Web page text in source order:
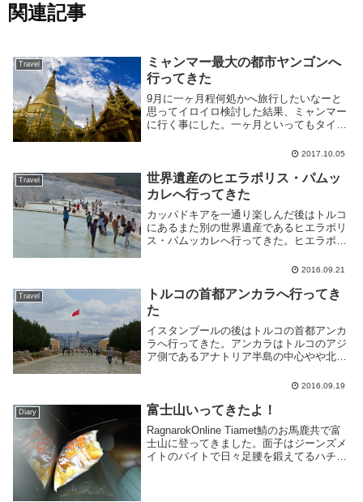
関連記事
Travel
ミャンマー最大の都市ヤンゴンへ
行ってきた
9月に一ヶ月程何処かへ旅行したいなーと
思ってイロイロ検討した結果、ミャンマー
に行く事にした。一ヶ月といってもタイに
居る期間は一ヶ月弱という感じ。ヤンゴン
市だ。首...
2017.10.05
Travel
世界遺産のヒエラポリス・パムッ
カレへ行ってきた
カッパドキアを一通り楽しんだ後はトルコ
にあるまた別の世界遺産であるヒエラポリ
ス・パムッカレへ行ってきた。ヒエラポリ
なるパムッカレの町は小さいが、人気観光
簡単に行く事...
2016.09.21
Travel
トルコの首都アンカラへ行ってき
た
イスタンブールの後はトルコの首都アンカ
ラへ行ってきた。アンカラはトルコのアジ
ア側であるアナトリア半島の中心やや北西
寒く夏は暑い、寒暖の差が激しい地域とな
が、昼間は暑い...
2016.09.19
Diary 富士山いってきたよ！
RagnarokOnline Tiamet鯖のお馬鹿共で富
士山に登ってきました。面子はジーンズメ
イトのバイトで日々足腰を鍛えてるハチと